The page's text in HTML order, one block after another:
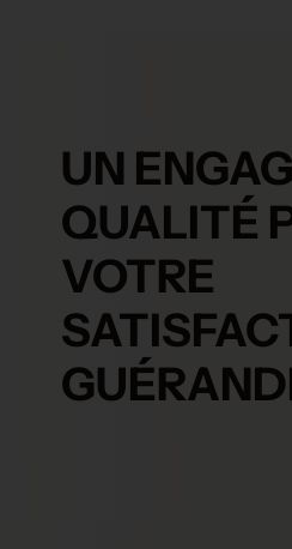
UN
QUALITÉ
VOTRE